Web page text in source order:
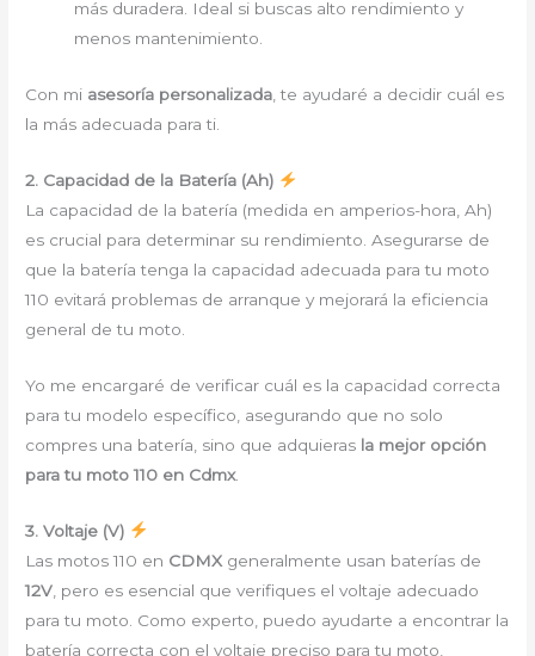
más duradera. Ideal si buscas alto rendimiento y
menos mantenimiento.
Con mi asesoría personalizada , te ayudaré a decidir cuál es
la más adecuada para ti.
2. Capacidad de la Batería (Ah)
La capacidad de la batería (medida en amperios-hora, Ah)
es crucial para determinar su rendimiento. Asegurarse de
que la batería tenga la capacidad adecuada para tu moto
110 evitará problemas de arranque y mejorará la eficiencia
general de tu moto.
Yo me encargaré de verificar cuál es la capacidad correcta
para tu modelo específico, asegurando que no solo
compres una batería, sino que adquieras la mejor opción
para tu moto 110 en Cdmx.
3. Voltaje (V)
Las motos 110 en CDMX generalmente usan baterías de
12V , pero es esencial que verifiques el voltaje adecuado
para tu moto. Como experto, puedo ayudarte a encontrar la
batería correcta con el voltaje preciso para tu moto,